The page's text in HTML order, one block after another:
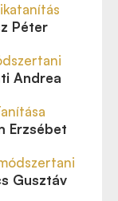
Péter
Andrea
Erzsébet
Gusztáv